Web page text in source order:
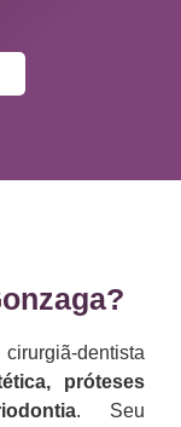
dentista
próteses
. Seu